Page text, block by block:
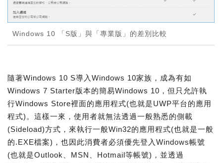
Windows 10 「S版」與「專業版」的差別比較
隨著Windows 10 S導入Windows 10家族，成為有如
Windows 7 Starter版本的簡易Windows 10，但只允許執
行Windows Store裡面的應用程式(也就是UWP平台的應用
程式)。這樣一來，使用者就無法透過一般熟悉的側載
(Sideload)方式，來執行一般Win32的應用程式(也就是一般
的.EXE檔案)，也因此消費者必須優先登入Windows帳號
(也就是Outlook、MSN、Hotmail等帳號)，並透過